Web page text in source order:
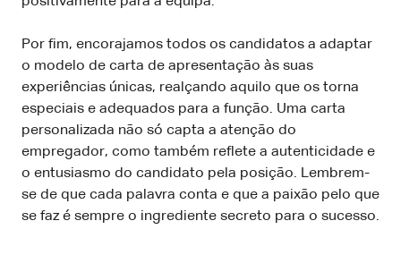
Por fim, encorajamos todos os candidatos a adaptar
o modelo de carta de apresentação às suas
experiências únicas, realçando aquilo que os torna
especiais e adequados para a função. Uma carta
personalizada não só capta a atenção do
empregador, como também reflete a autenticidade e
o entusiasmo do candidato pela posição. Lembrem-
se de que cada palavra conta e que a paixão pelo que
se faz é sempre o ingrediente secreto para o sucesso.